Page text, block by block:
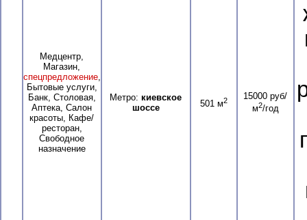
Медцентр,
Магазин,
спецпредложение,
Бытовые услуги,
Банк, Столовая,
Аптека, Салон
красоты, Кафе/
ресторан,
Свободное
назначение
Метро: киевское
шоссе
501 м2
15000 руб/
м2/год